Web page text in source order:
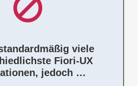
viele
Fiori-UX
jedoch …
wesentlich
einfacher!
aus Ihrem SAP ERP, CRM
Fiori-UX Anwendungen, auf
Endgeräten mit der NoCode